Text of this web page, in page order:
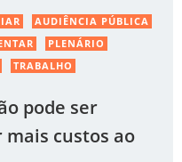
AUDIÊNCIA PÚBLICA
PLENÁRIO
TRABALHO
pode ser
custos ao